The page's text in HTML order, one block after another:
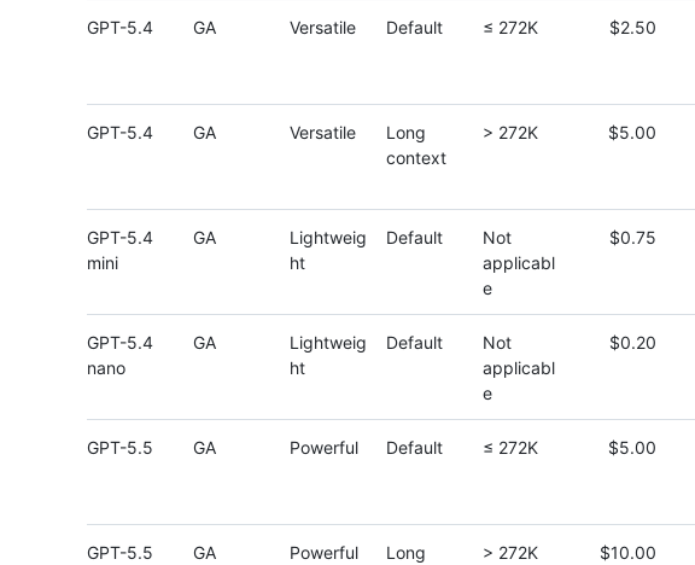
GPT-5.4 GA Versatile Default ≤ 272K $2.50
GPT-5.4 GA Versatile
Long
context
> 272K $5.00
GPT-5.4
mini
GA
Lightweig
ht
Default
Not
applicabl
e
$0.75
GPT-5.4
nano
GA
Lightweig
ht
Default
Not
applicabl
e
$0.20
GPT-5.5 GA Powerful Default ≤ 272K $5.00
GPT-5.5 GA Powerful
Long
> 272K $10.00